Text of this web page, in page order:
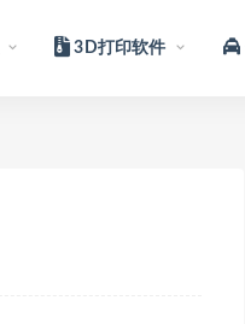
3D打印软件